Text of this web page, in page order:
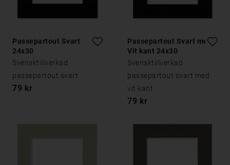
Passepartout Svart
24x30
Svensktillverkad
passepartout svart
79 kr
Passepartout Svart med
Vit kant 24x30
Svensktillverkad
passepartout svart med
vit kant
79 kr